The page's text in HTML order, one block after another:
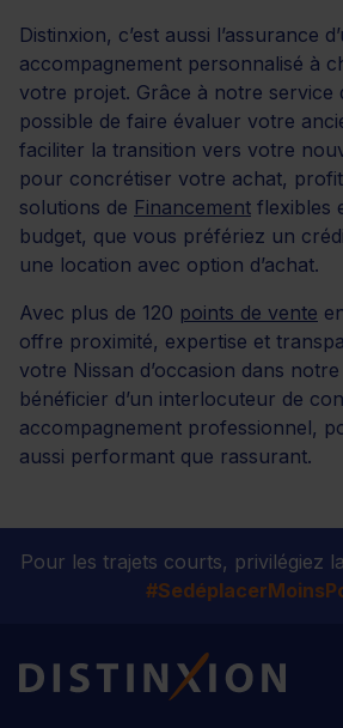
Distinxion, c’est aussi l’assurance
accompagnement personnalisé à
votre projet. Grâce à notre service
possible de faire évaluer votre
faciliter la transition vers votre
pour concrétiser votre achat,
solutions de Financement flexibles
budget, que vous préfériez un
une location avec option d’achat.
Avec plus de 120 points de vente
offre proximité, expertise et
votre Nissan d’occasion dans notre
bénéficier d’un interlocuteur de
accompagnement professionnel,
aussi performant que rassurant.
Pour les trajets courts, privilégiez